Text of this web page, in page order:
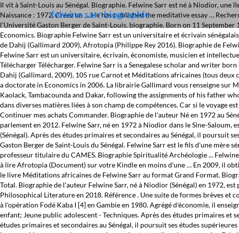
felwine sarr biographie
Il vit à Saint-Louis au Sénégal. Biographie. Felwine Sarr est né à Niodior, une île sénégalaise. Il a publié Dahij (Gallimard, 2009), 105 rue Carnot et Méditations africaines (tous deux chez Mémoire d'encrier, Canada). Naissance : 1972. Créez un … He has published the meditative essay … Rechercher. En 2010, il est lauréat du Prix Abdoulaye … Depuis 2007 et après des études d’économie à l’Université d’Orléans, il enseigne à l’Université Gaston Berger de Saint-Louis. biographie. Born on 11 September 1972, Felwine Sarr conducted his primary and secondary education in Senegal, and then went to France where he obtained an agrégation in Economics. Biographie Felwine Sarr est un universitaire et écrivain sénégalais né en 1972 à Niodior. Felwine Sarr Biographie de Felwine Sarr. Méditations africaines est un livre d'aphorismes et de sagesses. Il est l’auteur de Dahij (Gallimard 2009), Afrotopia (Philippe Rey 2016). Biographie de Felwine Sarr Ecrivain, auteur, compositeur, interprète et universitaire, Felwine Sarr est né en 1972 à Niodior. Né en 1972 à Niodior, au Sénégal, Felwine Sarr est un universitaire, écrivain, économiste, musicien et intellectuel. Textes parus en volumes en tant que : Écrits sur l'auteur : Bâtir l'afrotopia de Daniel KAPLAN (Entretien) retour en haut de page. 11,99 € Télécharger Télécharger. Felwine Sarr is a Senegalese scholar and writer born in 1972 in Niodior, in the Saloum islands. Publié le Posted on 24/03/2016 Catégories > Affaires publiques. Biographie. Décoration. Il a publié Dahij (Gallimard, 2009), 105 rue Carnot et Méditations africaines (tous deux chez Mémoire d'encrier, Canada). He attends high school in Senegal before studying economics at the University of Orleans where he obtains a doctorate in Economics in 2006. La librairie Gallimard vous renseigne sur Méditations africaines de l'auteur Sarr Felwine (9782897127039). Felwine Sarr was born in Senegal in 1972 and grew up between Strasbourg, Kaolack, Tambacounda and Dakar, following the assignments of his father who was in the army. Il a effectué des études doctorales en économie, puis, de 1999 à 2004, il a été enseignant-chercheur à l'Université d'Orléans dans diverses matières liées à son champ de compétences. Car si le voyage est une déambulation sensible sur les chemins du monde, il est parfois immobile et se fait au point nul de l'errance. Total produits TTC Total TTC Continuer mes achats Commander. Biographie de l'auteur Né en 1972 au Sénégal, Felwine Sarr est écrivain et universitaire. Compte. Articles : Bio & infos : Tri par : Titre Affichage: simple. Il a été élue à la tête du parlement en 2012. Felwine Sarr, né en 1972 à Niodior dans le Sine-Saloum, est un écrivain, économiste, universitaire et musicien sénégalais… Il est également enseignant à l’université Gaston-Berger de Saint-Louis (Sénégal). Après des études primaires et secondaires au Sénégal, il poursuit ses études supérieures à l’université d’Orléans où il obtient un doctorat en économie en 2006. Agrégé d'économie, il enseigne à l'Université Gaston Berger de Saint-Louis du Sénégal. Felwine Sarr est le fils d'une mère sérère [2] et d'un militaire [3] qui participe à l'opération Fodé Kaba I [4] en Gambie en 1980. Il devient par la suite agrégé des universités et professeur titulaire du CAMES. Biographie Spiritualité Archéologie ... Felwine Sarr y évoque les lieux qu'il découvre lors de ses pérégrinations, mais aussi les paysages intérieurs que ceux-ci dessinent en lui. Commencez à lire Afrotopia (Document) sur votre Kindle en moins d'une … En 2009, il obtient